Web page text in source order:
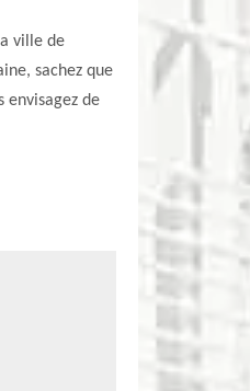
ville de
sachez que
envisagez de